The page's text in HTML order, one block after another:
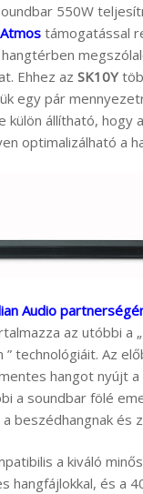
550W
támogatással
Ehhez az SK10Y
egy pár
külön állítható, hogy
optimalizálható a
Audio
az utóbbi a
” technológiáit. Az
hangot nyújt a
a soundbar fölé
beszédhangnak és
a kiváló
hangfájlokkal, és a